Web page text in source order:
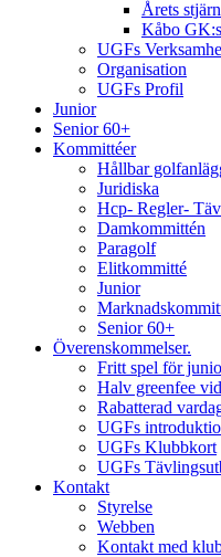
Årets
Kåbo
UGFs
Organisation
UGFs Profil
Junior
Senior 60+
Kommittéer
Hållbar
Juridiska
Hcp- Regler-
Damkommittén
Paragolf
Elitkommitté
Junior
Senior 60+
Överenskommelser.
Fritt spel för
Halv greenfee
Rabatterad
UGFs
UGFs Klubbkort
UGFs
Kontakt
Styrelse
Webben
Kontakt med